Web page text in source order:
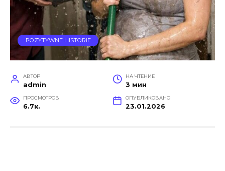
POZYTYWNE HISTORIE
АВТОР
admin
НА ЧТЕНИЕ
3 мин
ПРОСМОТРОВ
6.7к.
ОПУБЛИКОВАНО
23.01.2026